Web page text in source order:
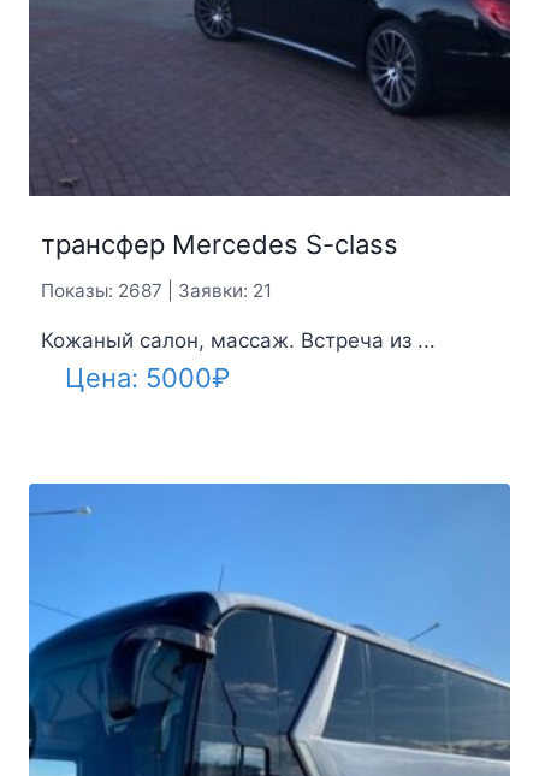
трансфер Mercedes S-class
Показы: 2687 | Заявки: 21
Кожаный салон, массаж. Встреча из ...
Цена: 5000₽